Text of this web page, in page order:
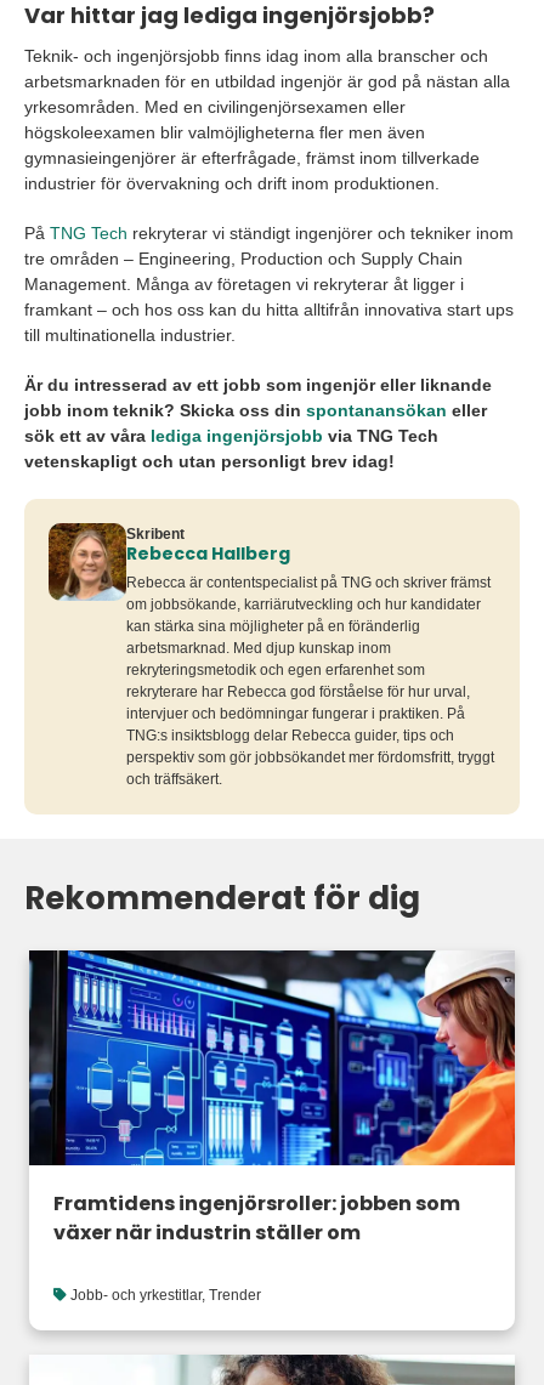
Var hittar jag lediga ingenjörsjobb?
Teknik- och ingenjörsjobb finns idag inom alla branscher och
arbetsmarknaden för en utbildad ingenjör är god på nästan alla
yrkesområden. Med en civilingenjörsexamen eller
högskoleexamen blir valmöjligheterna fler men även
gymnasieingenjörer är efterfrågade, främst inom tillverkade
industrier för övervakning och drift inom produktionen.
På TNG Tech rekryterar vi ständigt ingenjörer och tekniker inom
tre områden – Engineering, Production och Supply Chain
Management. Många av företagen vi rekryterar åt ligger i
framkant – och hos oss kan du hitta alltifrån innovativa start ups
till multinationella industrier.
Är du intresserad av ett jobb som ingenjör eller liknande
jobb inom teknik? Skicka oss din spontanansökan eller
sök ett av våra lediga ingenjörsjobb via TNG Tech
vetenskapligt och utan personligt brev idag!
Skribent
Rebecca Hallberg
Rebecca är contentspecialist på TNG och skriver främst
om jobbsökande, karriärutveckling och hur kandidater
kan stärka sina möjligheter på en föränderlig
arbetsmarknad. Med djup kunskap inom
rekryteringsmetodik och egen erfarenhet som
rekryterare har Rebecca god förståelse för hur urval,
intervjuer och bedömningar fungerar i praktiken. På
TNG:s insiktsblogg delar Rebecca guider, tips och
perspektiv som gör jobbsökandet mer fördomsfritt, tryggt
och träffsäkert.
Rekommenderat för dig
Framtidens ingenjörsroller: jobben som
växer när industrin ställer om
Jobb- och yrkestitlar, Trender